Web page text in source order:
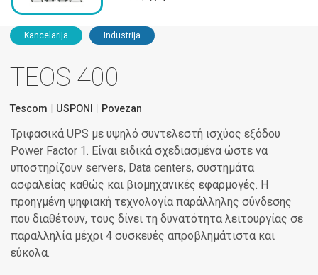
Kancelarija Industrija
TEOS 400
Tescom USPONI Povezan
Τριφασικά UPS με υψηλό συντελεστή ισχύος εξόδου
Power Factor 1. Είναι ειδικά σχεδιασμένα ώστε να
υποστηρίζουν servers, Data centers, συστημάτα
ασφαλείας καθώς και βιομηχανικές εφαρμογές. Η
προηγμένη ψηφιακή τεχνολογία παράλληλης σύνδεσης
που διαθέτουν, τους δίνει τη δυνατότητα λειτουργίας σε
παραλληλία μέχρι 4 συσκευές απροβλημάτιστα και
εύκολα.